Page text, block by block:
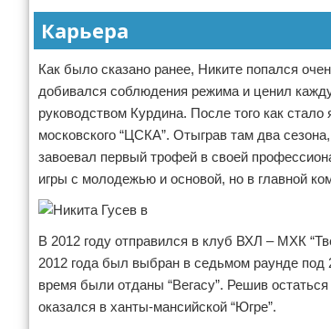
Карьера
Как было сказано ранее, Никите попался
добивался соблюдения режима и ценил
руководством Курдина. После того как
московского “ЦСКА”. Отыграв там два
завоевал первый трофей в своей
игры с молодежью и основой, но в главной
В 2012 году отправился в клуб ВХЛ – МХК
2012 года был выбран в седьмом раунде под
время были отданы “Вегасу”. Решив
оказался в ханты-мансийской “Югре”.